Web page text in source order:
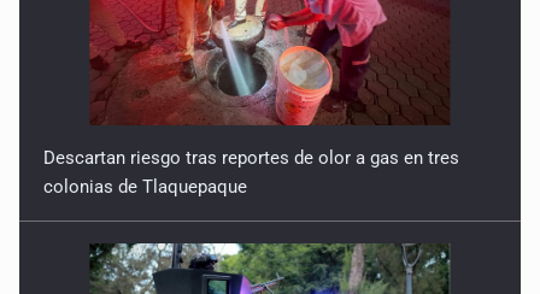
Descartan riesgo tras reportes de olor a gas en tres
colonias de Tlaquepaque